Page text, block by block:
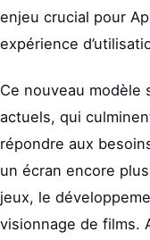
enjeu crucial pour
expérience
Ce nouveau modèle
actuels, qui
répondre aux
un écran encore
jeux, le
visionnage de films.